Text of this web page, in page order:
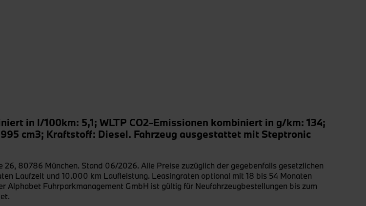
in l/100km: 5,1; WLTP CO2-Emissionen kombiniert in g/km: 134;
cm3; Kraftstoff: Diesel. Fahrzeug ausgestattet mit Steptronic
80786 München. Stand 06/2026. Alle Preise zuzüglich der gegebenfalls gesetzlichen
Laufzeit und 10.000 km Laufleistung. Leasingraten optional mit 18 bis 54 Monaten
Fuhrparkmanagement GmbH ist gültig für Neufahrzeugbestellungen bis zum